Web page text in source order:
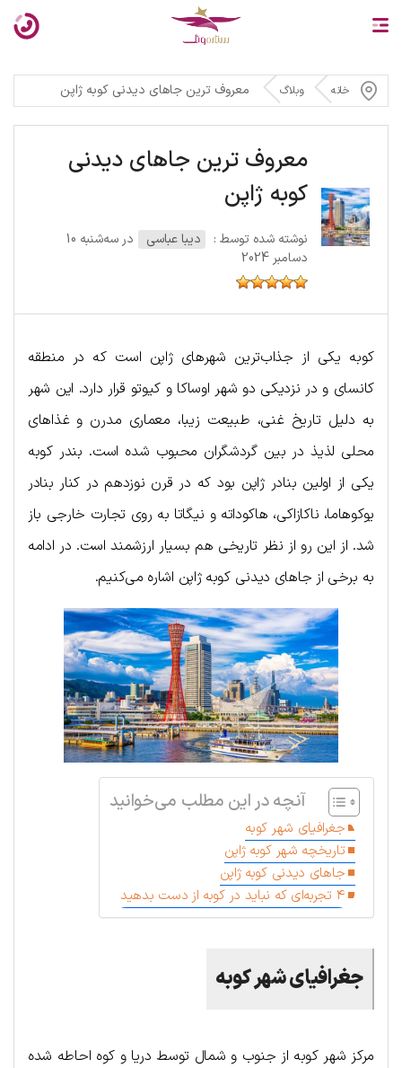
خانه وبلاگ معروف ترین جاهای دیدنی کوبه ژاپن
معروف ترین جاهای دیدنی
کوبه ژاپن
نوشته شده توسط : دیبا عباسی
در سه‌شنبه 10
دسامبر 2024
کوبه یکی از جذاب‌ترین شهرهای ژاپن است که در منطقه
کانسای و در نزدیکی دو شهر اوساکا و کیوتو قرار دارد. این شهر
به دلیل تاریخ غنی، طبیعت زیبا، معماری مدرن و غذاهای
محلی لذیذ در بین گردشگران محبوب شده است. بندر کوبه
یکی از اولین بنادر ژاپن بود که در قرن نوزدهم در کنار بنادر
یوکوهاما، ناکازاکی، هاکوداته و نیگاتا به روی تجارت خارجی باز
شد. از این رو از نظر تاریخی هم بسیار ارزشمند است. در ادامه
به برخی از جاهای دیدنی کوبه ژاپن اشاره می‌کنیم.
آنچه در این مطلب می‌خوانید
جغرافیای شهر کوبه
تاریخچه شهر کوبه ژاپن
جاهای دیدنی کوبه ژاپن
۴ تجربه‌ای که نباید در کوبه از دست بدهید
جغرافیای شهر کوبه
مرکز شهر کوبه از جنوب و شمال توسط دریا و کوه احاطه شده